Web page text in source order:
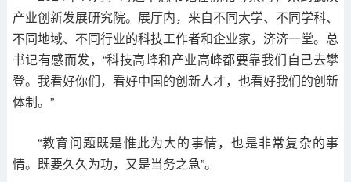
产业创新发展研究院。展厅内，来自不同大学、不同学科、
不同地域、不同行业的科技工作者和企业家，济济一堂。总
书记有感而发，“科技高峰和产业高峰都要靠我们自己去攀
登。我看好你们，看好中国的创新人才，也看好我们的创新
体制。”
“教育问题既是惟此为大的事情，也是非常复杂的事
情。既要久久为功，又是当务之急”。